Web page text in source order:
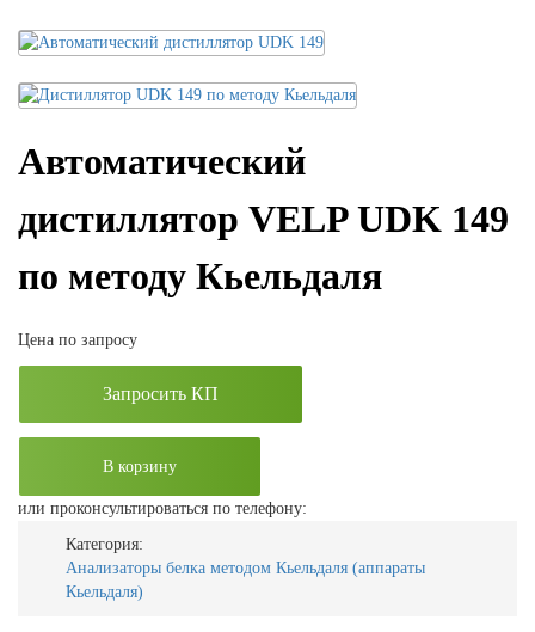
Автоматический
дистиллятор VELP UDK 149
по методу Кьельдаля
Цена по запросу
Запросить КП
В корзину
или проконсультироваться по телефону:
Категория:
Анализаторы белка методом Кьельдаля (аппараты
Кьельдаля)